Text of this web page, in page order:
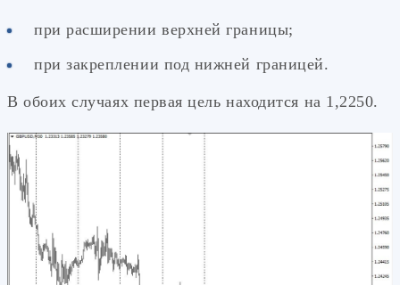
при расширении верхней границы;
при закреплении под нижней границей.
В обоих случаях первая цель находится на 1,2250.